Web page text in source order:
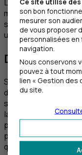
L’entreprise
mais l’épargne reste
ses versements
un autrePER.
Des
Si le salarié décède
dire avant le départ
son épargne est
la clause
plancher optionnelle
protéger davantage
qui suivent l'affiliation
son bon
mesurer son
de vous proposer
personnalisées
navigation.
Nous conservons
pouvez à tout
lien « Gestion des
du site.